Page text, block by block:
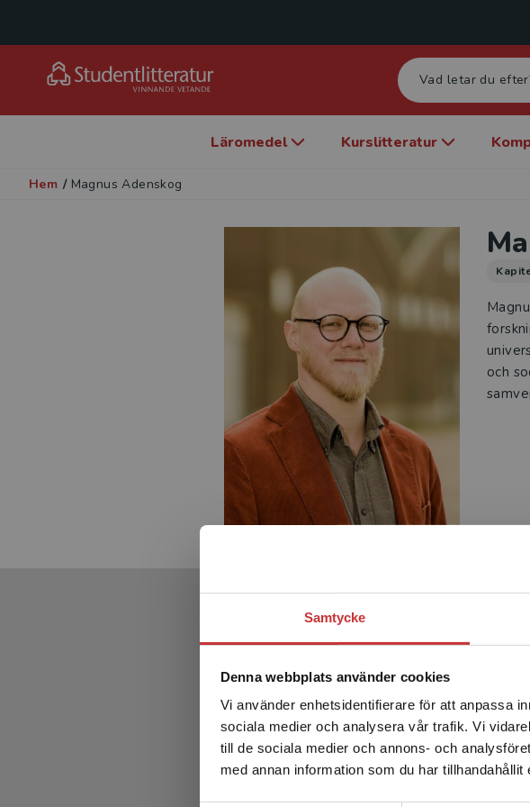
Samtycke
Denna webbplats använder cookies
Vi använder enhetsidentifierare för att anpassa
sociala medier och analysera vår trafik. Vi
till de sociala medier och annons- och
med annan information som du har
Det verkar som
enhet utanför
Sverige. För att
Läromedel Kurslitteratur
Hem / Magnus Adenskog
och